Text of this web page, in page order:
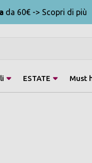
da 60€ -> Scopri di più
ESTATE Must